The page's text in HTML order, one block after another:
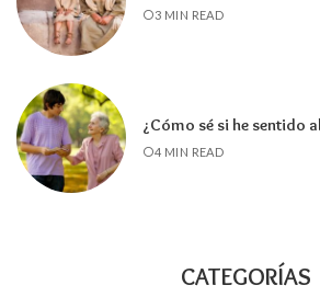
3 MIN READ
¿Cómo sé si he sentido
4 MIN READ
CATEGORÍAS